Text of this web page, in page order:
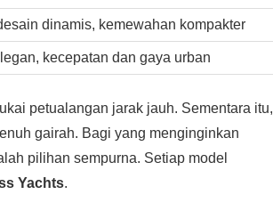
dinamis, kemewahan kompakter
kecepatan dan gaya urban
petualangan jarak jauh. Sementara itu,
gairah. Bagi yang menginginkan
pilihan sempurna. Setiap model
Yachts.